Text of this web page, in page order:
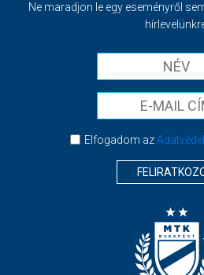
Ne maradjon le egy eseményről
Elfogadom az